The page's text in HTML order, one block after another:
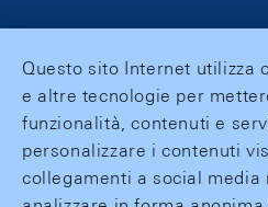
Questo sito Internet utilizza
e altre tecnologie per
funzionalità, contenuti e
personalizzare i contenuti
collegamenti a social media